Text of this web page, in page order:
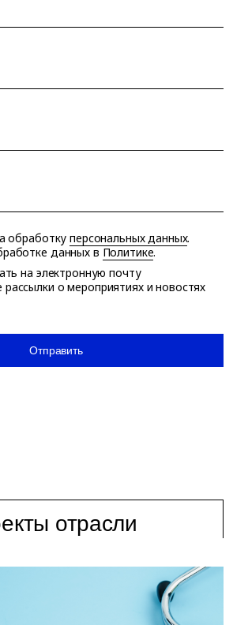
обработкуперсональных данных.
данных в Политике.
на электронную почту
о мероприятиях и новостях
Отправить
отрасли